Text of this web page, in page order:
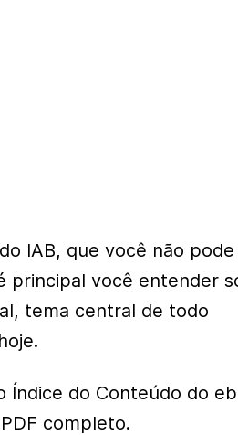
IAB, que você não
principal você entender
tema central de todo
Índice do Conteúdo do
completo.